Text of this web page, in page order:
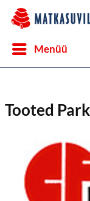
Menüü
Tooted